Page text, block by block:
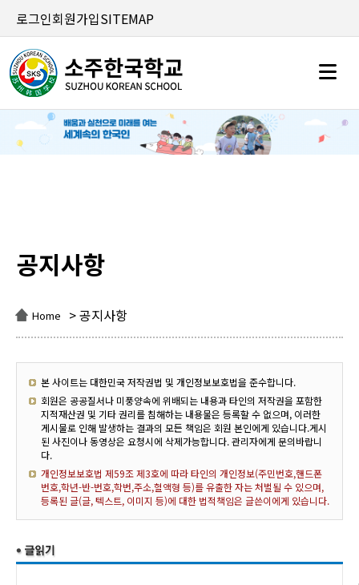
로그인회원가입SITEMAP
공지사항
Home > 공지사항
본 사이트는 대한민국 저작권법 및 개인정보보호법을 준수합니다.
회원은 공공질서나 미풍양속에 위배되는 내용과 타인의 저작권을 포함한
지적재산권 및 기타 권리를 침해하는 내용물은 등록할 수 없으며, 이러한
게시물로 인해 발생하는 결과의 모든 책임은 회원 본인에게 있습니다.게시
된 사진이나 동영상은 요청시에 삭제가능합니다. 관리자에게 문의바랍니
다.
개인정보보호법 제59조 제3호에 따라 타인의 개인정보(주민번호,핸드폰
번호,학년-반-번호,학번,주소,혈액형 등)를 유출한 자는 처벌될 수 있으며,
등록된 글(글, 텍스트, 이미지 등)에 대한 법적책임은 글쓴이에게 있습니다.